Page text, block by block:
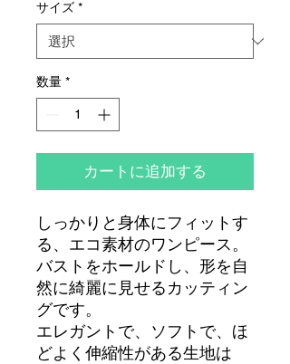
サイズ *
数量 *
カートに追加する
しっかりと身体にフィットす
る、エコ素材のワンピース。
バストをホールドし、形を自
然に綺麗に見せるカッティン
グです。
エレガントで、ソフトで、ほ
どよく伸縮性がある生地は